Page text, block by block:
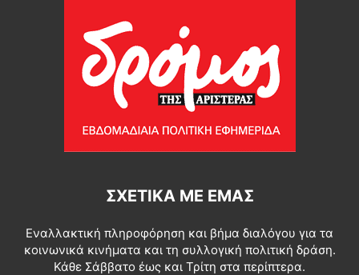
ΣΧΕΤΙΚΆ ΜΕ ΕΜΆΣ
Εναλλακτική πληροφόρηση και βήμα διαλόγου για τα
κοινωνικά κινήματα και τη συλλογική πολιτική δράση.
Κάθε Σάββατο έως και Τρίτη στα περίπτερα.